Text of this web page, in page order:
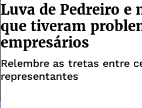
Luva de Pedreiro e
que tiveram
empresários
Relembre as tretas entre
representantes